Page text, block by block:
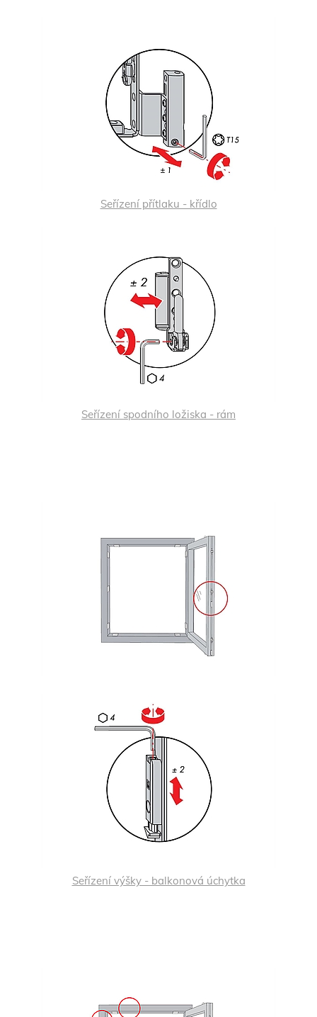
Seřízení přítlaku - křídlo
Seřízení spodního ložiska - rám
Seřízení výšky - balkonová úchytka